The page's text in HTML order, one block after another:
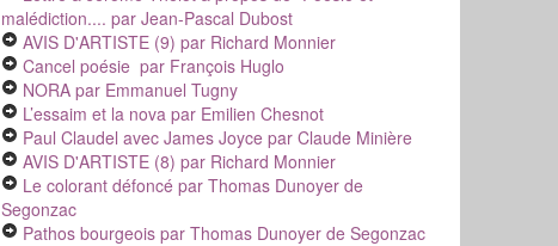
malédiction.... par Jean-Pascal Dubost
AVIS D'ARTISTE (9) par Richard Monnier
Cancel poésie par François Huglo
NORApar Emmanuel Tugny
L’essaim et la nova par Emilien Chesnot
Paul Claudel avec James Joycepar Claude Minière
AVIS D'ARTISTE (8) par Richard Monnier
Le colorant défoncépar Thomas Dunoyer de
Segonzac
Pathos bourgeoispar Thomas Dunoyer de Segonzac